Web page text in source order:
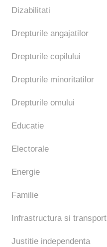
Dizabilitati
Drepturile angajatilor
Drepturile copilului
Drepturile minoritatilor
Drepturile omului
Educatie
Electorale
Energie
Familie
Infrastructura si transport
Justitie independenta